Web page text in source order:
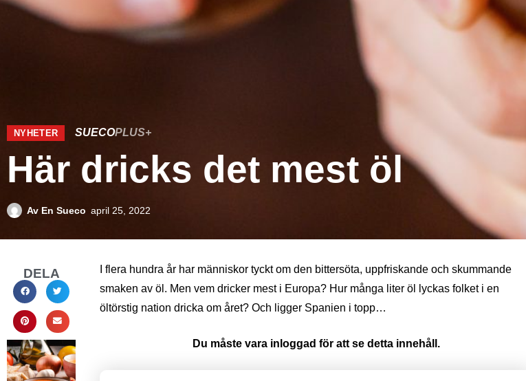
NYHETER SUECOPLUS+
Här dricks det mest öl
Av En Sueco april 25, 2022
DELA
I flera hundra år har människor tyckt om den bittersöta, uppfriskande och skummande
smaken av öl. Men vem dricker mest i Europa? Hur många liter öl lyckas folket i en
öltörstig nation dricka om året? Och ligger Spanien i topp…
Du måste vara inloggad för att se detta innehåll.